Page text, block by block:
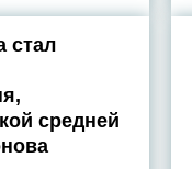
стал
средней